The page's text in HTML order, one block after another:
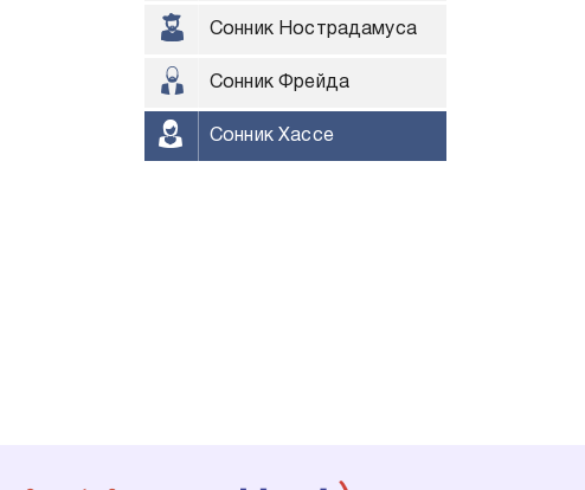
Сонник Нострадамуса
Сонник Фрейда
Сонник Хассе